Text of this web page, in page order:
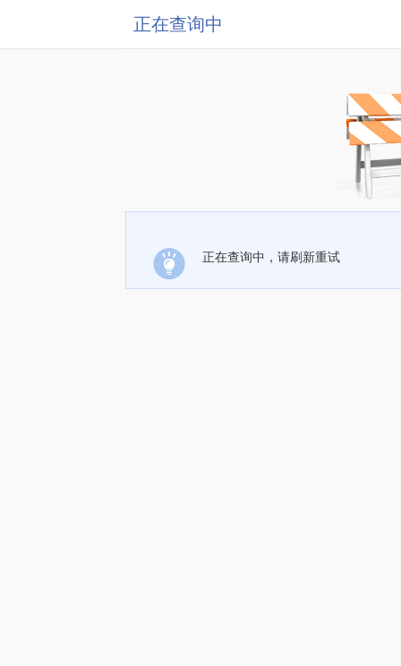
正在查询中
正在查询中，请刷新重试